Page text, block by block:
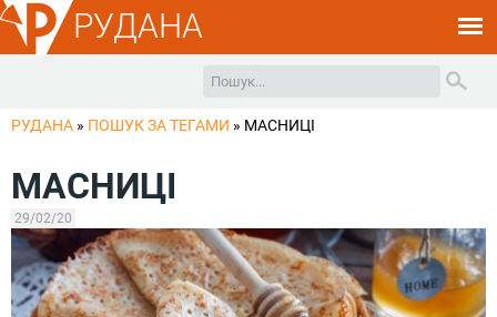
РУДАНА
РУДАНА » ПОШУК ЗА ТЕГАМИ » МАСНИЦІ
МАСНИЦІ
29/02/20